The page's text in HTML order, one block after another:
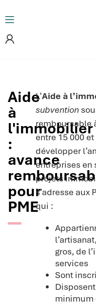
Aide
à
l'immobilier
:
avance
pour
PME
L’Aide à
subvention
remboursable
entre 15 000
développer
entreprises en
projets
s’adresse aux
qui :
gros, de
services
Sont
minimum